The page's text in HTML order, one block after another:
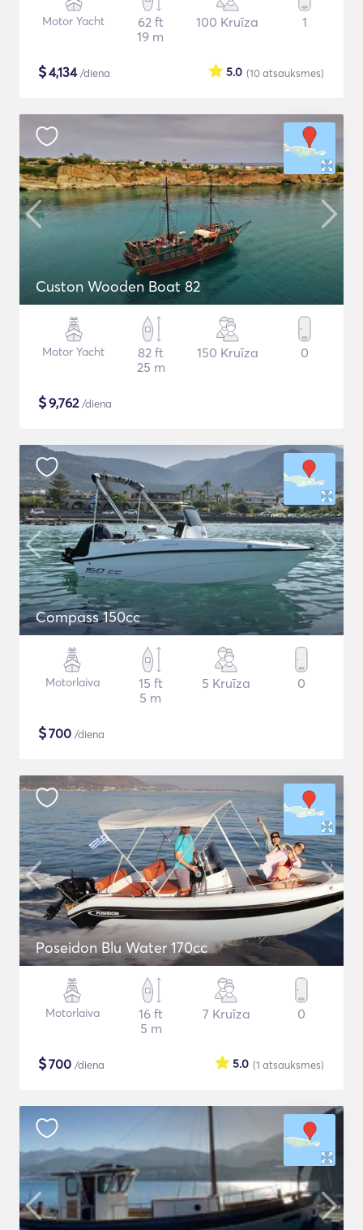
Motor Yacht
62 ft
19 m
100 Kruīza 1
$4,134/diena (10atsauksmes)
5.0
Custon Wooden Boat 82
Motor Yacht
82 ft
25 m
150 Kruīza 0
$9,762/diena
Compass 150cc
Motorlaiva
15 ft
5 m
5 Kruīza 0
$700 /diena
Poseidon Blu Water 170cc
Motorlaiva
16 ft
5 m
7 Kruīza 0
$700 /diena (1 atsauksmes)
5.0